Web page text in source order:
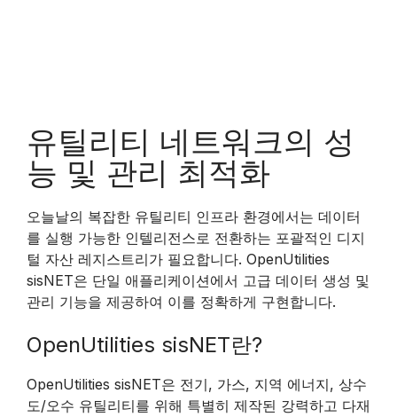
유틸리티 네트워크의 성
능 및 관리 최적화
오늘날의 복잡한 유틸리티 인프라 환경에서는 데이터
를 실행 가능한 인텔리전스로 전환하는 포괄적인 디지
털 자산 레지스트리가 필요합니다. OpenUtilities
sisNET은 단일 애플리케이션에서 고급 데이터 생성 및
관리 기능을 제공하여 이를 정확하게 구현합니다.
OpenUtilities sisNET란?
OpenUtilities sisNET은 전기, 가스, 지역 에너지, 상수
도/오수 유틸리티를 위해 특별히 제작된 강력하고 다재